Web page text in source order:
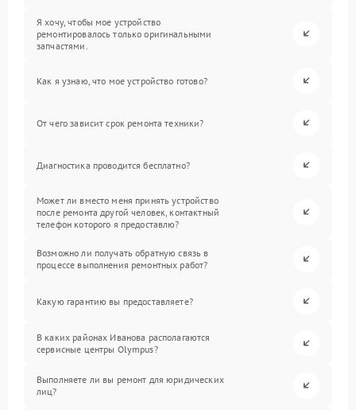
Я хочу, чтобы мое устройство
ремонтировалось только оригинальными
запчастями.
Как я узнаю, что мое устройство готово?
От чего зависит срок ремонта техники?
Диагностика проводится бесплатно?
Может ли вместо меня принять устройство
после ремонта другой человек, контактный
телефон которого я предоставлю?
Возможно ли получать обратную связь в
процессе выполнения ремонтных работ?
Какую гарантию вы предоставляете?
В каких районах Иванова располагаются
сервисные центры Olympus?
Выполняете ли вы ремонт для юридических
лиц?